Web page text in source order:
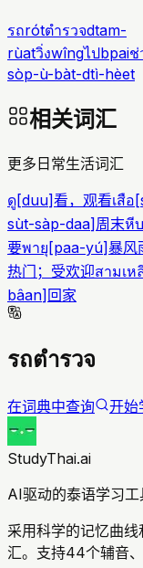
รถrótตำรวจdtam-
rùatวิ่งwîngไปbpaiช่
sòp-ù-bàt-dtì-hèet
相关词汇
更多日常生活词汇
ดู[duu]看，观看เสือ[
sùt-sàp-daa]周末หีบ
要พายุ[paa-yú]暴风
热门；受欢迎สามเห
bâan]回家
รถตำรวจ
在词典中查询 开始
StudyThai.ai
AI驱动的泰语学习工
采用科学的记忆曲
汇。支持44个辅音